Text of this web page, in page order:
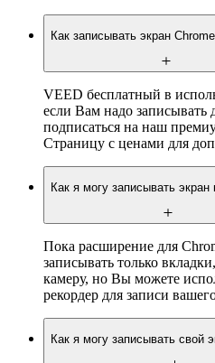
Как записывать экран
VEED бесплатный в
если Вам надо
подписаться на наш
Страницу с ценами для
Как я могу записывать
Пока расширение для
записывать только
камеру, но Вы можете
рекордер для записи
Как я могу записывать свой